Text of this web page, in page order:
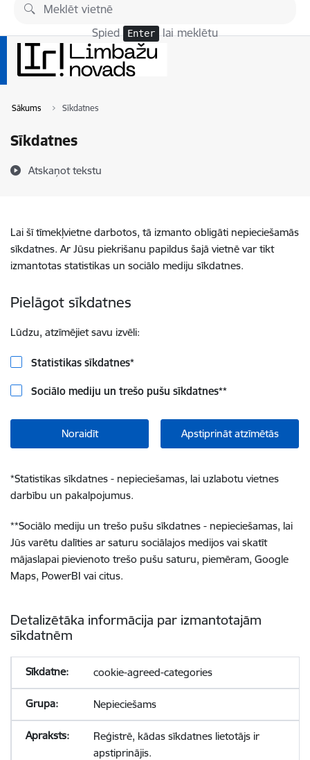
Pāriet uz lapas saturu
Spied Enter lai meklētu
Sākums Sīkdatnes
Sīkdatnes
Atskaņot tekstu
Lai šī tīmekļvietne darbotos, tā izmanto obligāti nepieciešamās
sīkdatnes. Ar Jūsu piekrišanu papildus šajā vietnē var tikt
izmantotas statistikas un sociālo mediju sīkdatnes.
Pielāgot sīkdatnes
Lūdzu, atzīmējiet savu izvēli:
Statistikas sīkdatnes*
Sociālo mediju un trešo pušu sīkdatnes**
Noraidīt Apstiprināt atzīmētās
*Statistikas sīkdatnes - nepieciešamas, lai uzlabotu vietnes
darbību un pakalpojumus.
**Sociālo mediju un trešo pušu sīkdatnes - nepieciešamas, lai
Jūs varētu dalīties ar saturu sociālajos medijos vai skatīt
mājaslapai pievienoto trešo pušu saturu, piemēram, Google
Maps, PowerBI vai citus.
Detalizētāka informācija par izmantotajām
sīkdatnēm
cookie-agreed-categories
Nepieciešams
Reģistrē, kādas sīkdatnes lietotājs ir
apstiprinājis.